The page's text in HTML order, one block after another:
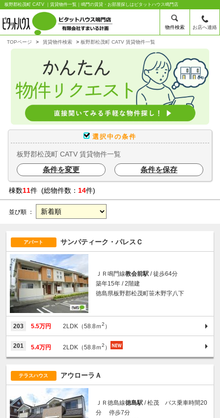
板野郡松茂町 CATV ｜賃貸物件一覧｜鳴門の賃貸・お部屋探しはピタットハウス鳴門店
物件検索 お店へ連絡
TOPページ 賃貸物件検索 板野郡松茂町 CATV 賃貸物件一覧
選択中の条件
板野郡松茂町 CATV 賃貸物件一覧
条件を変更 条件を保存
棟数11件 (総物件数： 14件)
並び順 ：
アパート サンパティーク・パレスＣ
ＪＲ鳴門線教会前駅 / 徒歩64分
築年15年 / 2階建
徳島県板野郡松茂町笹木野字八下
203 5.5万円 2LDK（58.8ｍ2 ）
201 5.4万円 2LDK（58.8ｍ2 ）
テラスハウス アウローラＡ
ＪＲ徳島線徳島駅 / 松茂 バス乗車時間20
分 停歩7分